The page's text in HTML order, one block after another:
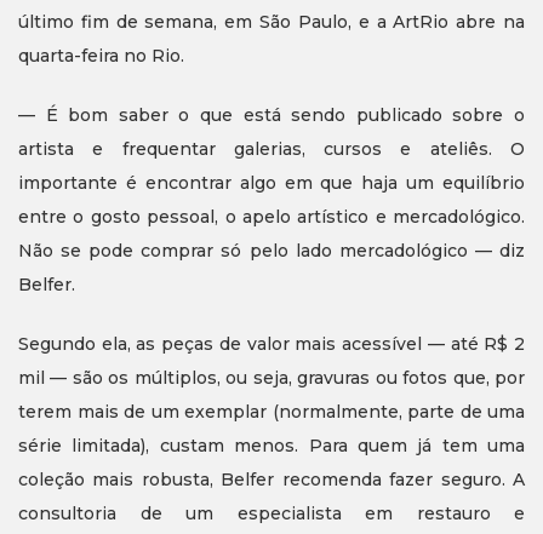
último fim de semana, em São Paulo, e a ArtRio abre na
quarta-feira no Rio.
— É bom saber o que está sendo publicado sobre o
artista e frequentar galerias, cursos e ateliês. O
importante é encontrar algo em que haja um equilíbrio
entre o gosto pessoal, o apelo artístico e mercadológico.
Não se pode comprar só pelo lado mercadológico — diz
Belfer.
Segundo ela, as peças de valor mais acessível — até R$ 2
mil — são os múltiplos, ou seja, gravuras ou fotos que, por
terem mais de um exemplar (normalmente, parte de uma
série limitada), custam menos. Para quem já tem uma
coleção mais robusta, Belfer recomenda fazer seguro. A
consultoria de um especialista em restauro e